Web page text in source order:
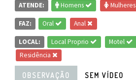
ATENDE: Homens Mulheres
FAZ: Oral Anal
LOCAL: Local Proprio Motel
Residência
OBSERVAÇÃO SEM VÍDEO